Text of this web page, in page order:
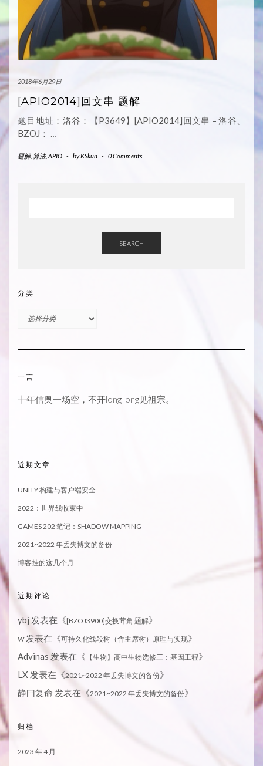
2018年6月29日
[APIO2014]回文串 题解
题目地址：洛谷：【P3649】[APIO2014]回文串 – 洛谷、
BZOJ： …
题解, 算法, APIO - byKSkun - 0 Comments
SEARCH
分类
一言
十年信奥一场空，不开long long见祖宗。
近期文章
UNITY 构建与客户端安全
2022：世界线收束中
GAMES 202 笔记：SHADOW MAPPING
2021~2022 年丢失博文的备份
博客挂的这几个月
近期评论
ybj 发表在《[BZOJ3900]交换茸角 题解》
W发表在《可持久化线段树（含主席树）原理与实现》
Advinas 发表在《 【生物】高中生物选修三：基因工程》
LX 发表在《2021~2022 年丢失博文的备份》
静曰复命 发表在《2021~2022 年丢失博文的备份》
归档
2023 年 4 月